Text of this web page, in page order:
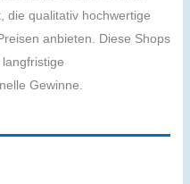
die qualitativ hochwertige
anbieten. Diese Shops
Gewinne.